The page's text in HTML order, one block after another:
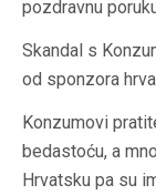
pozdravnu
Skandal s
od sponzora
Konzumovi
bedastoću, a
Hrvatsku pa su